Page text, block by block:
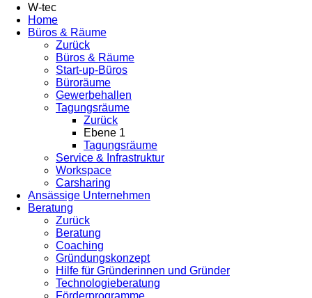
W-tec
Home
Büros & Räume
Zurück
Büros & Räume
Start-up-Büros
Büroräume
Gewerbehallen
Tagungsräume
Zurück
Ebene 1
Tagungsräume
Service & Infrastruktur
Workspace
Carsharing
Ansässige Unternehmen
Beratung
Zurück
Beratung
Coaching
Gründungskonzept
Hilfe für Gründerinnen und Gründer
Technologieberatung
Förderprogramme